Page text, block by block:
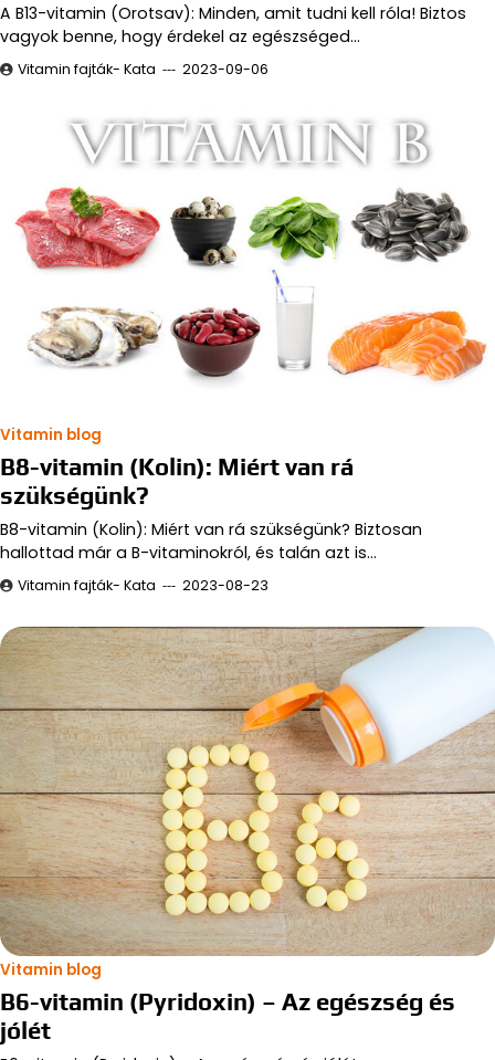
A B13-vitamin (Orotsav): Minden, amit tudni kell róla! Biztos
vagyok benne, hogy érdekel az egészséged…
Vitamin fajták- Kata 2023-09-06
Vitamin blog
B8-vitamin (Kolin): Miért van rá
szükségünk?
B8-vitamin (Kolin): Miért van rá szükségünk? Biztosan
hallottad már a B-vitaminokról, és talán azt is…
Vitamin fajták- Kata 2023-08-23
Vitamin blog
B6-vitamin (Pyridoxin) – Az egészség és
jólét